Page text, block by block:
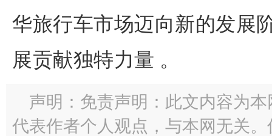
华旅行车市场迈向新的发展
展贡献独特力量 。
声明：免责声明：此文内容为
代表作者个人观点，与本网无关